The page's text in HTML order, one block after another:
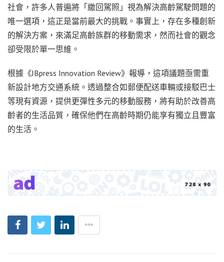
社會，許多人普遍將「繳回駕照」視為解決高齡駕駛問題的
唯一選項，這正是當前最大的挑戰。事實上，存在多種創新
的解決方案，來滿足高齡族群的移動需求，然而社會的觀念
卻受限於單一思維。
根據《JBpress Innovation Review》報導，這項議題亟需重
新設計地方交通系統。透過整合如郵便配送車輛或接駁巴士
等現有資源，提供更彈性多元的移動服務，將有助於改善高
齡者的生活品質，確保他們在高齡時期仍能享有獨立且豐富
的生活。